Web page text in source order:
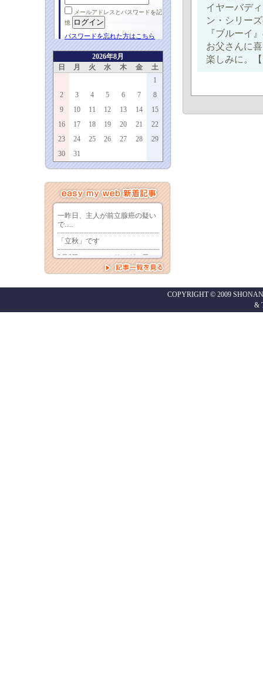
メールアドレスとパスワードを記
憶
パスワードを忘れた方はこちら
2026年8月
日
月 火 水 木 金
土
1
2
3 4 5 6 7
8
9
10 11 12 13 14
15
16
17 18 19 20 21
22
23
24 25 26 27 28
29
30
31
イヤーバデ
ン・シリー
『ブルーイ
お父さんに
楽しみに。
COPYRIGHT © 2009
&